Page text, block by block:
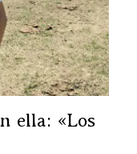
ella: «Los